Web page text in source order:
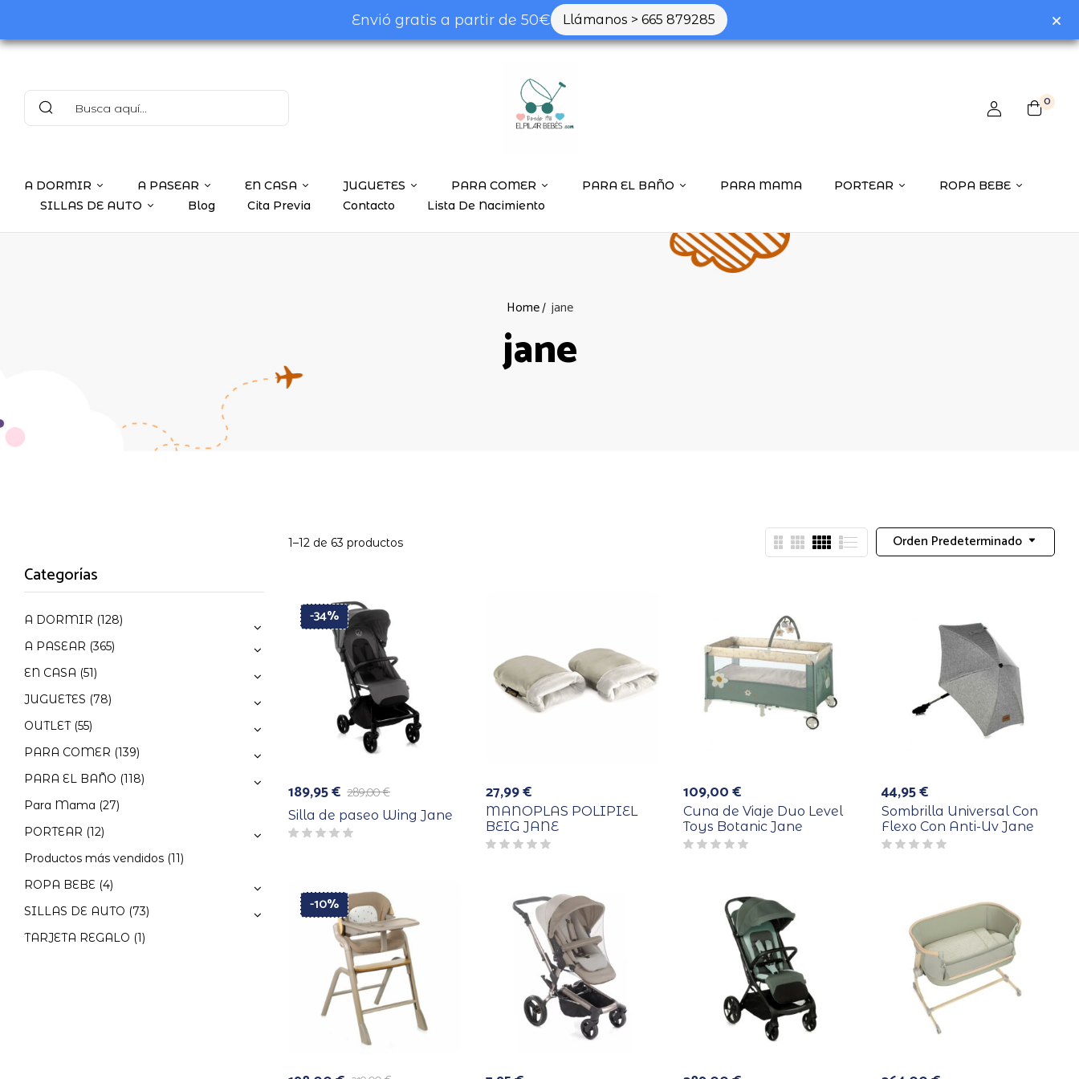
Envió gratis a partir de 50€ Llámanos > 665 879285
0
A DORMIR A PASEAR EN CASA JUGUETES PARA COMER PARA EL BAÑO PARA MAMA PORTEAR
ROPA BEBE
SILLAS DE AUTO
Blog Cita Previa Contacto Lista De Nacimiento
Home jane
jane
Categorías
A DORMIR (128)
A PASEAR (365)
EN CASA (51)
JUGUETES (78)
OUTLET (55)
PARA COMER (139)
PARA EL BAÑO (118)
Para Mama (27)
PORTEAR (12)
Productos más vendidos (11)
ROPA BEBE (4)
SILLAS DE AUTO (73)
TARJETA REGALO (1)
Orden Predeterminado
1–12 de 63 productos
-34%
289,00€
El
precio
original
era:
189,95€
El
precio
actual
es:
Silla de paseo Wing Jane
27,99€
MANOPLAS POLIPIEL
BEIG JANE
109,00€
Cuna de Viaje Duo Level
Toys Botanic Jane
44,95€
Sombrilla Universal Con
Flexo Con Anti-Uv Jane
-10%